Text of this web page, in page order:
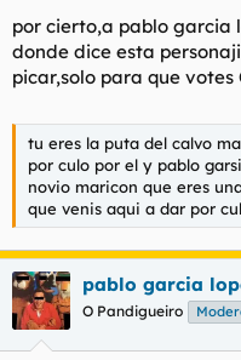
por cierto,a pablo garcia
donde dice esta
picar,solo para que votes
tu eres la puta del calvo
por culo por el y pablo
novio maricon que eres
que venis aqui a dar por
pablo garcia
O Pandigueiro